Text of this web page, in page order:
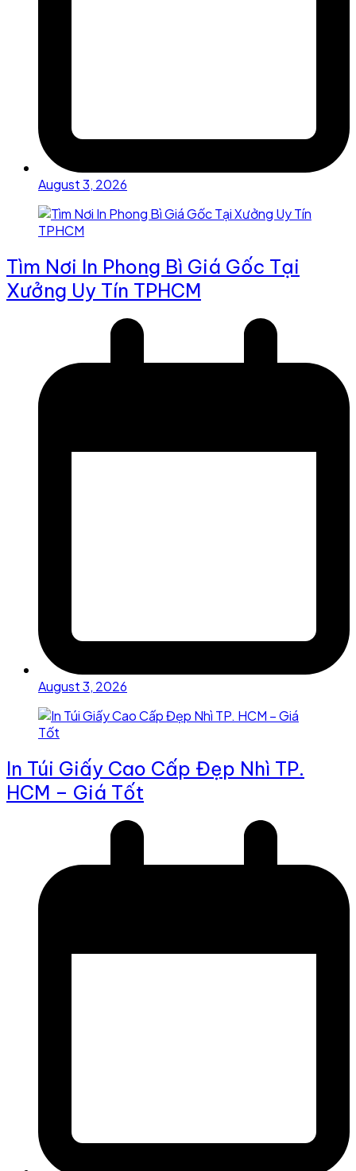
August 3, 2026
Tìm Nơi In Phong Bì Giá Gốc Tại
Xưởng Uy Tín TPHCM
August 3, 2026
In Túi Giấy Cao Cấp Đẹp Nhì TP.
HCM – Giá Tốt